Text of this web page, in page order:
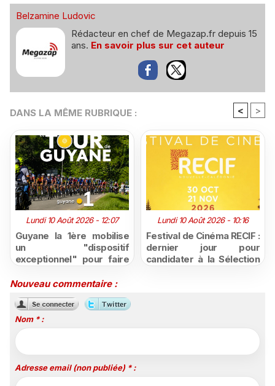
Belzamine Ludovic
Rédacteur en chef de Megazap.fr depuis 15
ans. En savoir plus sur cet auteur
DANS LA MÊME RUBRIQUE : < >
Lundi 10 Août 2026 - 12:07
Guyane la 1ère mobilise
un "dispositif
exceptionnel" pour faire
2026
Lundi 10 Août 2026 - 10:16
Festival de Cinéma RECIF :
dernier jour pour
candidater à la Sélection
Nouveau commentaire :
Nom * :
Adresse email (non publiée) * :